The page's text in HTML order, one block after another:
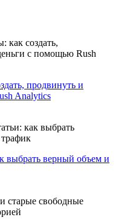
продвинуть и
Analytics
выбрать верный объем и